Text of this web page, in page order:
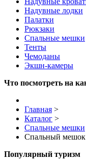
Надувные лодки
Палатки
Рюкзаки
Спальные мешки
Тенты
Чемоданы
Экшн-камеры
Что посмотреть на
Главная >
Каталог >
Спальные мешки
Спальный
Популярный туризм